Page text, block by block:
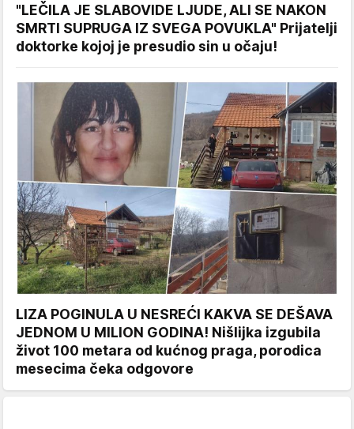
"LEČILA JE SLABOVIDE LJUDE, ALI SE NAKON
SMRTI SUPRUGA IZ SVEGA POVUKLA" Prijatelji
doktorke kojoj je presudio sin u očaju!
LIZA POGINULA U NESREĆI KAKVA SE DEŠAVA
JEDNOM U MILION GODINA! Nišlijka izgubila
život 100 metara od kućnog praga, porodica
mesecima čeka odgovore